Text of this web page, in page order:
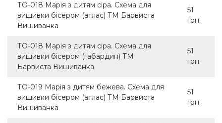
ТО-018 Марія з дитям сіра. Схема для
вишивки бісером (атлас) ТМ Барвиста
Вишиванка
51
грн.
ТО-018 Марія з дитям сіра. Схема для
вишивки бісером (габардин) ТМ
Барвиста Вишиванка
51
грн.
ТО-019 Марія з дитям бежева. Схема для
вишивки бісером (атлас) ТМ Барвиста
Вишиванка
51
грн.